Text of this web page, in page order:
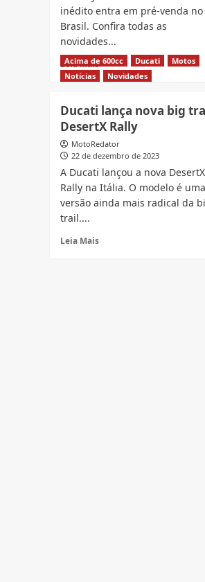
cores
inédito entra em pré-venda no
Brasil. Confira todas as
novidades...
Leia MaisRead
more
Multistrada
V4
Rally
Adventure
em
venda
no
Acima de 600cc Ducati
Motos
Notícias
Novidades
Ducati lança nova big
DesertX Rally
MotoRedator
22 de dezembro de 2023
A Ducati lançou a nova DesertX
Rally na Itália. O modelo é uma
versão ainda mais radical da
trail....
Leia Mais